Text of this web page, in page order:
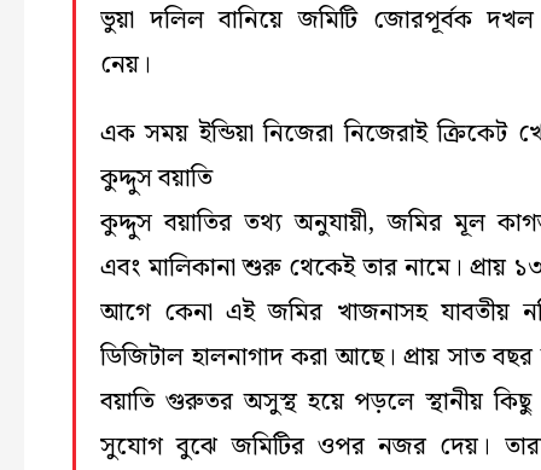
ভুয়া দলিল বানিয়ে জমিটি জোরপূর্বক
নেয়।
এক সময় ইন্ডিয়া নিজেরা নিজেরাই ক্রিকেট
কুদ্দুস বয়াতি
কুদ্দুস বয়াতির তথ্য অনুযায়ী, জমির মূল
এবং মালিকানা শুরু থেকেই তার নামে। প্রায়
আগে কেনা এই জমির খাজনাসহ যাবতীয়
ডিজিটাল হালনাগাদ করা আছে। প্রায় সাত
বয়াতি গুরুতর অসুস্থ হয়ে পড়লে স্থানীয় কিছু
সুযোগ বুঝে জমিটির ওপর নজর দেয়।